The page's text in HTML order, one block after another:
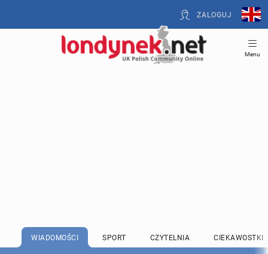
ZALOGUJ
Menu
WIADOMOŚCI SPORT CZYTELNIA CIEKAWOSTKI